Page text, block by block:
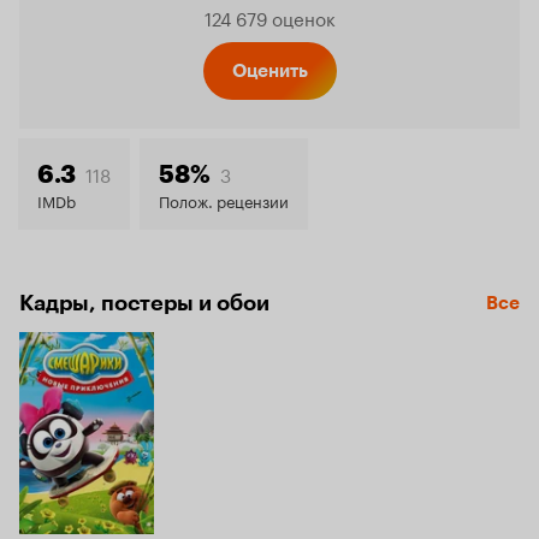
8.1
124 679 оценок
Оценить
6.3 118
IMDb
58% 3
Полож. рецензии
Кадры, постеры и обои Все